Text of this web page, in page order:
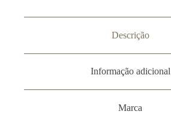
Descrição
Informação adicional
Marca